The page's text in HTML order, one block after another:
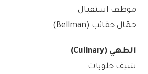
موظف استقبال
حمّال حقائب (Bellman)
الطهي (Culinary)
شيف حلويات